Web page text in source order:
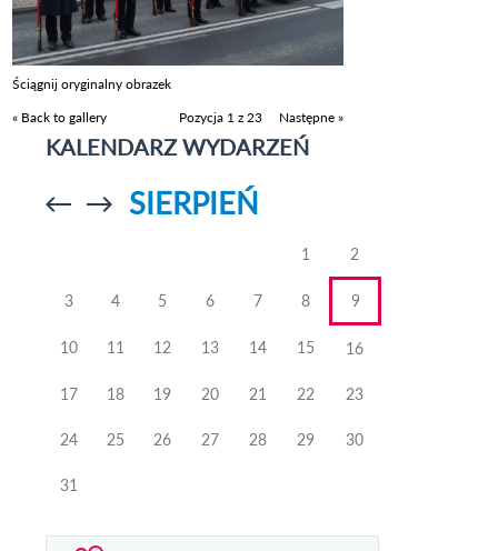
Ściągnij oryginalny obrazek
« Back to gallery
Pozycja 1 z 23 Następne »
KALENDARZ WYDARZEŃ
Przejdź doPrzejdź do
SIERPIEŃ
1 2
3 4 5 6 7 8 9
10 11 12 13 14 15 16
17 18 19 20 21 22 23
24 25 26 27 28 29 30
31